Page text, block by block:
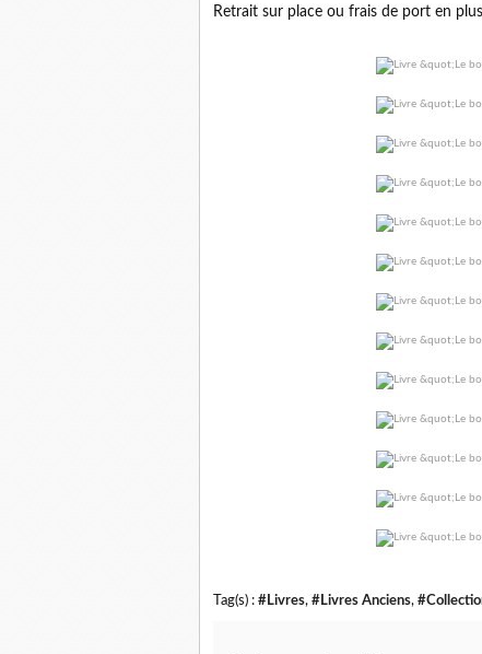
Retrait sur place ou frais de port en
Tag(s) : #Livres, #Livres Anciens,